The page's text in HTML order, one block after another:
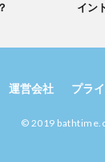
イン
運営会社 プラ
© 2019